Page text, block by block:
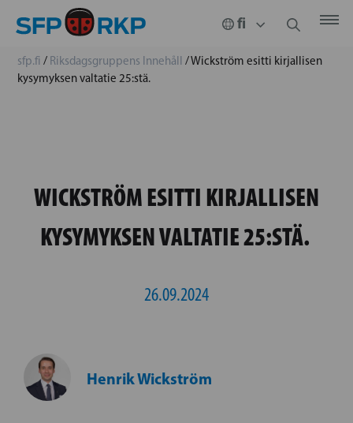
sfp.fi / Riksdagsgruppens Innehåll /Wickström esitti kirjallisen
kysymyksen valtatie 25:stä.
WICKSTRÖM ESITTI KIRJALLISEN
KYSYMYKSEN VALTATIE 25:STÄ.
26.09.2024
Henrik Wickström